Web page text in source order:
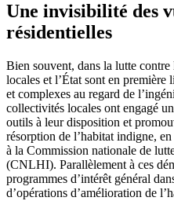
Une invisibilité des
résidentielles
Bien souvent, dans la lutte
locales et l’État sont en
et complexes au regard de
collectivités locales ont engagé
outils à leur disposition et
résorption de l’habitat indigne,
à la Commission nationale de
(CNLHI). Parallèlement à ces
programmes d’intérêt général
d’opérations d’amélioration de